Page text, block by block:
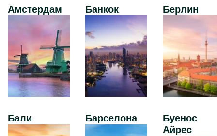
Амстердам
Бали
Банкок
Барселона
Берлин
Буенос
Айрес